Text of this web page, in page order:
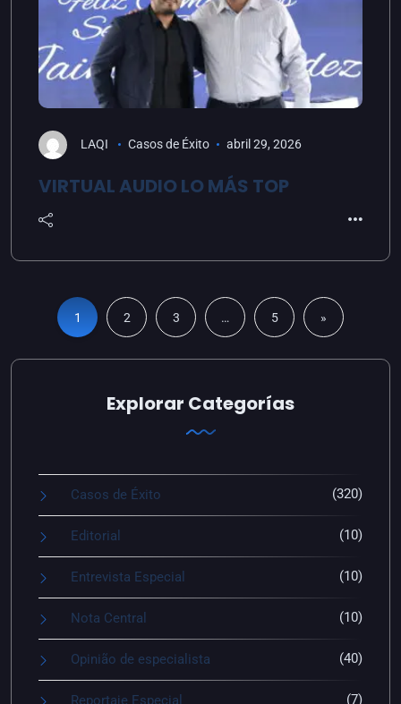
LAQI Casos de Éxito abril 29, 2026
VIRTUAL AUDIO LO MÁS TOP
1 2 3 … 5 »
Explorar Categorías
Casos de Éxito (320)
Editorial (10)
Entrevista Especial (10)
Nota Central (10)
Opinião de especialista (40)
(7)